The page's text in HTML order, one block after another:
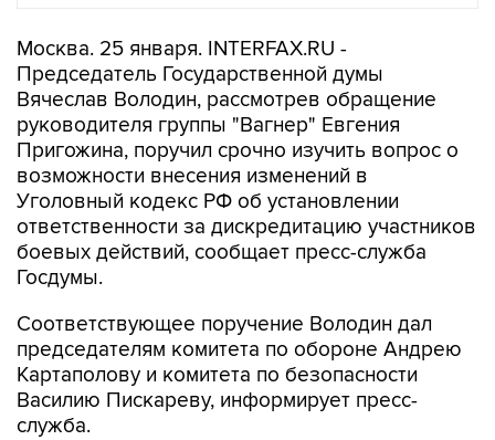
Москва. 25 января. INTERFAX.RU -
Председатель Государственной думы
Вячеслав Володин, рассмотрев обращение
руководителя группы "Вагнер" Евгения
Пригожина, поручил срочно изучить вопрос о
возможности внесения изменений в
Уголовный кодекс РФ об установлении
ответственности за дискредитацию участников
боевых действий, сообщает пресс-служба
Госдумы.
Соответствующее поручение Володин дал
председателям комитета по обороне Андрею
Картаполову и комитета по безопасности
Василию Пискареву, информирует пресс-
служба.